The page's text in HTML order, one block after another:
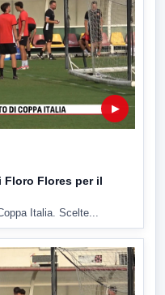
▶
Floro Flores per il
Italia. Scelte...